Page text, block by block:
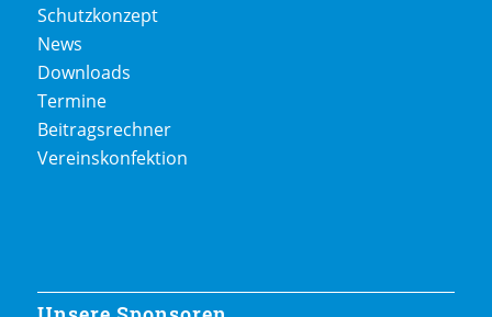
Schutzkonzept
News
Downloads
Termine
Beitragsrechner
Vereinskonfektion